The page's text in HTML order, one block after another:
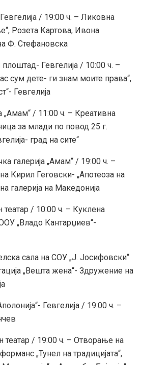
/ 19:00 ч. – Ликовна
Розета Картова, Ивона
Ф. Стефановска
Гевгелија / 10:00 ч. –
сум дете- ги знам моите права“,
Гевгелија
„Амам“ / 11:00 ч. – Креативна
за млади по повод 25 г.
град на сите“
галерија „Амам“ / 19:00 ч. –
Кирил Геговски- „Апотеоза на
галерија на Македонија
/ 10:00 ч. – Куклена
„Владо Кантарџиев“-
сала на СОУ „Ј. Јосифовски“
„Вешта жена“- Здружение на
Гевгелија / 19:00 ч. –
театар / 19:00 ч. – Отворање на
„Тунел на традицијата“,